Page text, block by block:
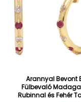
Arannyal Bevont
Fülbevaló
Rubinnal és Fehér